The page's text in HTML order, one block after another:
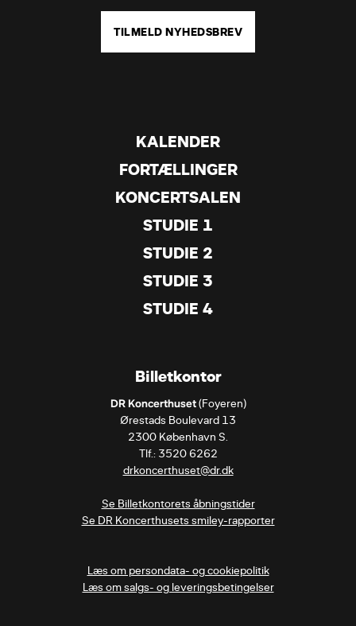
KALENDER
FORTÆLLINGER
KONCERTSALEN
STUDIE 1
STUDIE 2
STUDIE 3
STUDIE 4
TILMELD NYHEDSBREV
Billetkontor
DR Koncerthuset (Foyeren)
Ørestads Boulevard 13
2300 København S.
drkoncerthuset@dr.dk
Se Billetkontorets åbningstider
Se DR Koncerthusets smiley-rapporter
Læs om persondata- og cookiepolitik
Læs om salgs- og leveringsbetingelser